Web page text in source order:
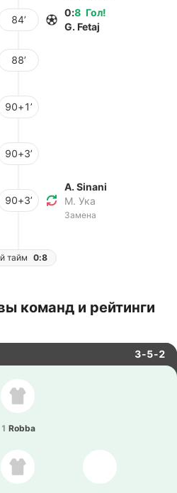
84’
Гол!
0:8
G. Fetaj
88’
90+1’
90+3’
90+3’
A. Sinani
М. Ука
Замена
тайм 0:8
команд и рейтинги
3-5-2
1 Robba